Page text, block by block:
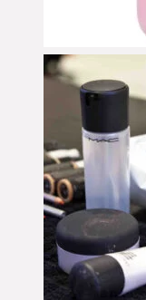
Singles & Pigments
Sonnenschutz
Stick Foundation
Treatment
Alle Kategorien